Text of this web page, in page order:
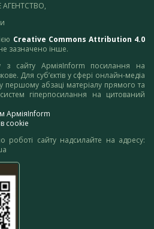
АГЕНТСТВО,
Creative Commons Attribution 4.0
зазначено інше.
з сайту АрміяInform посилання на
Для суб’єктів у сфері онлайн-медіа
першому абзаці матеріалу прямого та
гіперпосилання на цитований
АрміяInform
cookie
роботі сайту надсилайте на адресу: